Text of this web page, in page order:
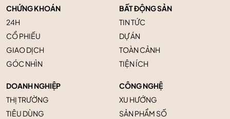
CHỨNG KHOÁN
24H
CỔ PHIẾU
GIAO DỊCH
GÓC NHÌN
BẤT ĐỘNG SẢN
TIN TỨC
DỰ ÁN
TOÀN CẢNH
TIỆN ÍCH
DOANH NGHIỆP
THỊ TRƯỜNG
TIÊU DÙNG
CÔNG NGHỆ
XU HƯỚNG
SẢN PHẨM SỐ